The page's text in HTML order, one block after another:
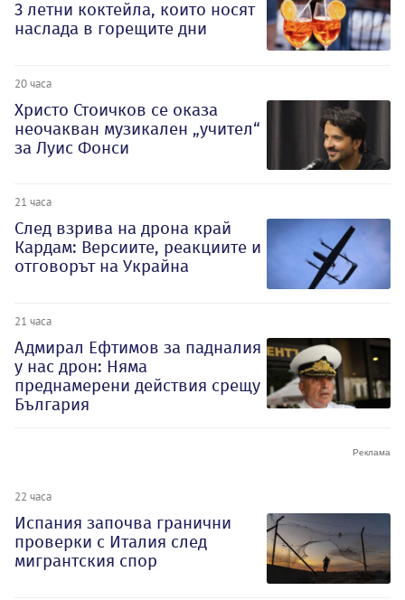
3 летни коктейла, които носят
наслада в горещите дни
20 часа
Христо Стоичков се оказа
неочакван музикален „учител“
за Луис Фонси
21 часа
След взрива на дрона край
Кардам: Версиите, реакциите и
отговорът на Украйна
21 часа
Адмирал Ефтимов за падналия
у нас дрон: Няма
преднамерени действия срещу
България
22 часа
Испания започва гранични
проверки с Италия след
мигрантския спор